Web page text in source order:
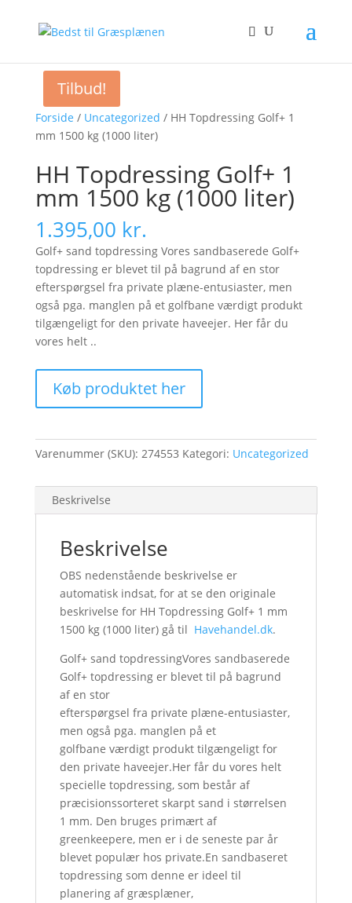
Forside / Uncategorized / HH Topdressing Golf+ 1
mm 1500 kg (1000 liter)
HH Topdressing Golf+ 1
mm 1500 kg (1000 liter)
1.395,00 kr.
Golf+ sand topdressing Vores sandbaserede Golf+
topdressing er blevet til på bagrund af en stor
efterspørgsel fra private plæne-entusiaster, men
også pga. manglen på et golfbane værdigt produkt
tilgængeligt for den private haveejer. Her får du
vores helt ..
Køb produktet her
Varenummer (SKU): 274553 Kategori: Uncategorized
Beskrivelse
Beskrivelse
OBS nedenstående beskrivelse er
automatisk indsat, for at se den originale
beskrivelse for HH Topdressing Golf+ 1 mm
1500 kg (1000 liter) gå til Havehandel.dk.
Golf+ sand topdressingVores sandbaserede
Golf+ topdressing er blevet til på bagrund
af en stor
efterspørgsel fra private plæne-entusiaster,
men også pga. manglen på et
golfbane værdigt produkt tilgængeligt for
den private haveejer.Her får du vores helt
specielle topdressing, som består af
præcisionssorteret skarpt sand i størrelsen
1 mm. Den bruges primært af
greenkeepere, men er i de seneste par år
blevet populær hos private.En sandbaseret
topdressing som denne er ideel til
planering af græsplæner,
Tilbud!